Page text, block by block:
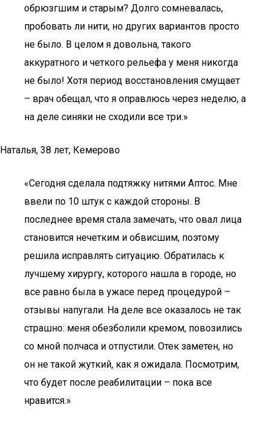
обрюзгшим и старым? Долго сомневалась,
пробовать ли нити, но других вариантов просто
не было. В целом я довольна, такого
аккуратного и четкого рельефа у меня никогда
не было! Хотя период восстановления смущает
– врач обещал, что я оправлюсь через неделю, а
на деле синяки не сходили все три.»
Наталья, 38 лет, Кемерово
«Сегодня сделала подтяжку нитями Аптос. Мне
ввели по 10 штук с каждой стороны. В
последнее время стала замечать, что овал лица
становится нечетким и обвисшим, поэтому
решила исправлять ситуацию. Обратилась к
лучшему хирургу, которого нашла в городе, но
все равно была в ужасе перед процедурой –
отзывы напугали. На деле все оказалось не так
страшно: меня обезболили кремом, повозились
со мной полчаса и отпустили. Отек заметен, но
он не такой жуткий, как я ожидала. Посмотрим,
что будет после реабилитации – пока все
нравится.»